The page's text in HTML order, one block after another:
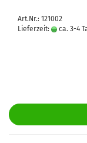
Art.Nr.: 121002
Lieferzeit:
ca. 3-4